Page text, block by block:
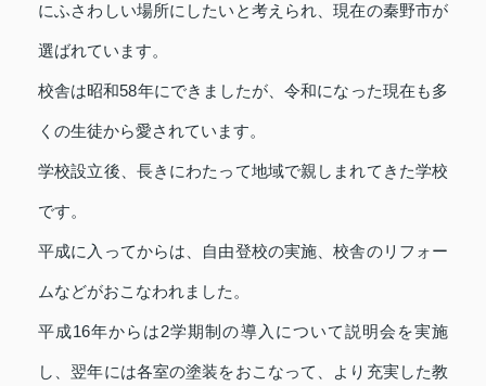
にふさわしい場所にしたいと考えられ、現在の秦野市が
選ばれています。
校舎は昭和58年にできましたが、令和になった現在も多
くの生徒から愛されています。
学校設立後、長きにわたって地域で親しまれてきた学校
です。
平成に入ってからは、自由登校の実施、校舎のリフォー
ムなどがおこなわれました。
平成16年からは2学期制の導入について説明会を実施
し、翌年には各室の塗装をおこなって、より充実した教